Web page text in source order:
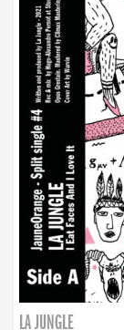
LA JUNGLE